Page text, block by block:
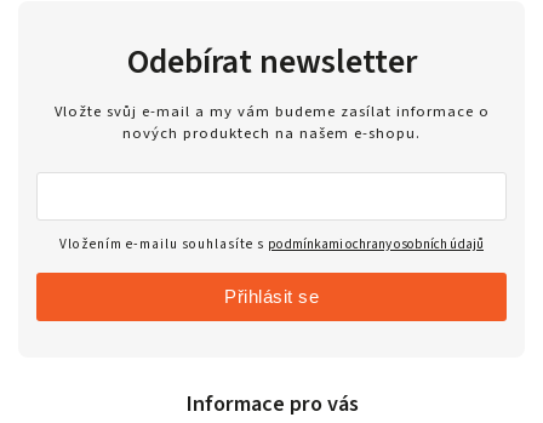
Odebírat newsletter
Vložte svůj e-mail a my vám budeme zasílat informace o
nových produktech na našem e-shopu.
Vložením e-mailu souhlasíte s podmínkami ochrany osobních údajů
Přihlásit se
Informace pro vás